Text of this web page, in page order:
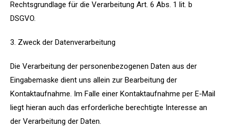
Rechtsgrundlage für die Verarbeitung Art. 6 Abs. 1 lit. b
DSGVO.
3. Zweck der Datenverarbeitung
Die Verarbeitung der personenbezogenen Daten aus der
Eingabemaske dient uns allein zur Bearbeitung der
Kontaktaufnahme. Im Falle einer Kontaktaufnahme per E-Mail
liegt hieran auch das erforderliche berechtigte Interesse an
der Verarbeitung der Daten.